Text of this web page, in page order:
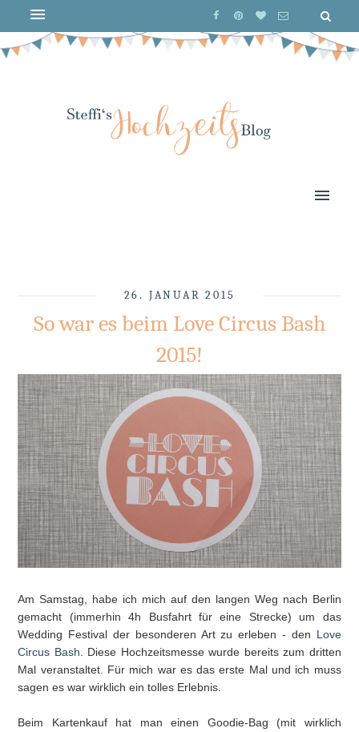
26. JANUAR 2015
So war es beim Love Circus Bash
2015!
Am Samstag, habe ich mich auf den langen Weg nach Berlin
gemacht (immerhin 4h Busfahrt für eine Strecke) um das
Wedding Festival der besonderen Art zu erleben - den Love
Circus Bash . Diese Hochzeitsmesse wurde bereits zum dritten
Mal veranstaltet. Für mich war es das erste Mal und ich muss
sagen es war wirklich ein tolles Erlebnis.
Beim Kartenkauf hat man einen Goodie-Bag (mit wirklich